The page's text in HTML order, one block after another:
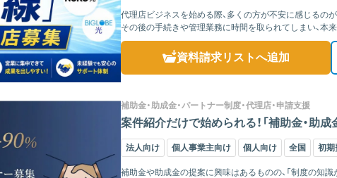
代理店ビジネスを始める際、多くの方が不安に感じるの
その後の手続きや管理業務に時間を取られてしまい、
ません。 弊...
資料請求リストへ追加
補助金・助成金・パートナー制度・代理店・申請支援
案件紹介だけで始められる！「補助金・助
法人向け 個人事業主向け 個人向け 全国 初期
補助金や助成金の提案に興味はあるものの、「制度の知